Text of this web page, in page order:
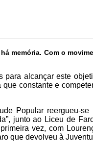
memória. Com o
alcançar este
constante e
Popular reergueu-
junto ao Liceu de
vez, com
que devolveu à